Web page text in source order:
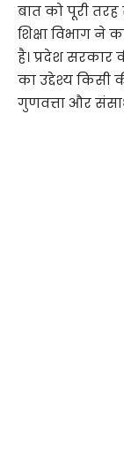
बात को पूरी
शिक्षा विभाग
है। प्रदेश सरकार
का उद्देश्य किसी
गुणवत्ता और